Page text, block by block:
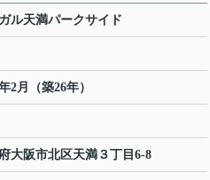
ル天満パークサイド
2月（築26年）
大阪市北区天満 ３丁目6-8